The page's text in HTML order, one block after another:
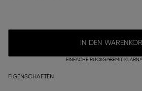
IN DEN
EINFACHE RÜCKGABEMIT
EIGENSCHAFTEN